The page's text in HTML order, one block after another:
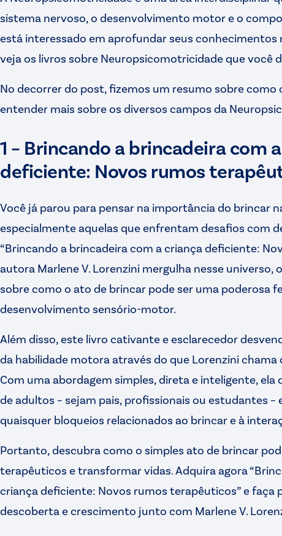
sistema nervoso, o desenvolvimento motor e o
está interessado em aprofundar seus conhecimentos
veja os livros sobre Neuropsicomotricidade que você
No decorrer do post, fizemos um resumo sobre como
entender mais sobre os diversos campos da
1 – Brincando a brincadeira com
deficiente: Novos rumos
Você já parou para pensar na importância do brincar
especialmente aquelas que enfrentam desafios com
“Brincando a brincadeira com a criança deficiente:
autora Marlene V. Lorenzini mergulha nesse universo,
sobre como o ato de brincar pode ser uma poderosa
desenvolvimento sensório-motor.
Além disso, este livro cativante e esclarecedor
da habilidade motora através do que Lorenzini chama
Com uma abordagem simples, direta e inteligente,
de adultos – sejam pais, profissionais ou estudantes –
quaisquer bloqueios relacionados ao brincar e à
Portanto, descubra como o simples ato de brincar
terapêuticos e transformar vidas. Adquira agora
criança deficiente: Novos rumos terapêuticos” e faça
descoberta e crescimento junto com Marlene V.